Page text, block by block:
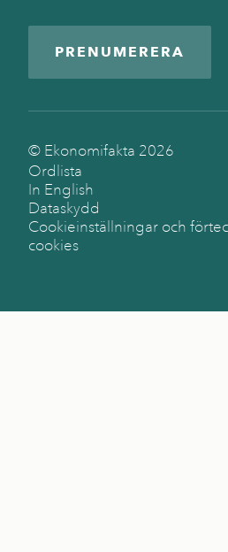
PRENUMERERA
© Ekonomifakta 2026
Ordlista
In English
Dataskydd
Cookieinställningar och
cookies